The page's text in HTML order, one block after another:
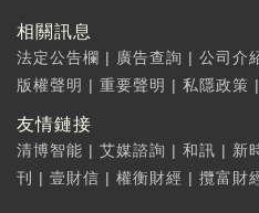
相關訊息
法定公告欄 | 廣告查詢 | 公司介
版權聲明 | 重要聲明 | 私隱政策 |
友情鏈接
清博智能 | 艾媒諮詢 | 和訊 | 新
刊
| 壹財信 | 權衡財經 | 攬富財